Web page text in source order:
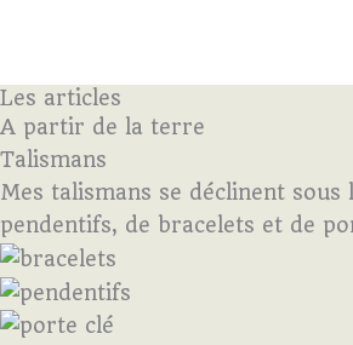
contenu
Les articles
A partir de la terre
Talismans
Mes talismans se déclinent sous
pendentifs, de bracelets et de